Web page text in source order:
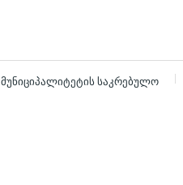
მუნიციპალიტეტის საკრებულო